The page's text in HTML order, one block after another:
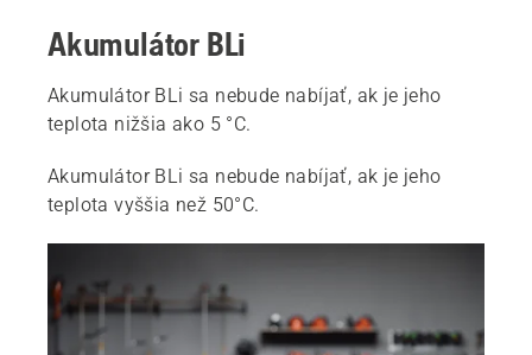
Akumulátor BLi
Akumulátor BLi sa nebude nabíjať, ak je jeho
teplota nižšia ako 5 °C.
Akumulátor BLi sa nebude nabíjať, ak je jeho
teplota vyššia než 50°C.